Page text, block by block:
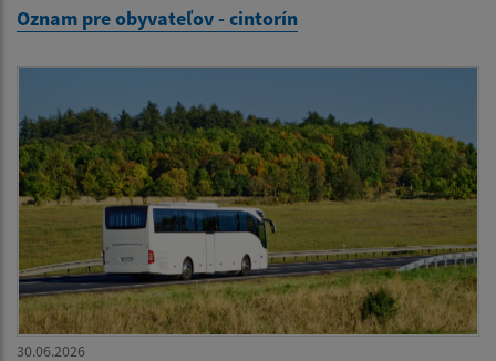
Oznam pre obyvateľov - cintorín
30.06.2026